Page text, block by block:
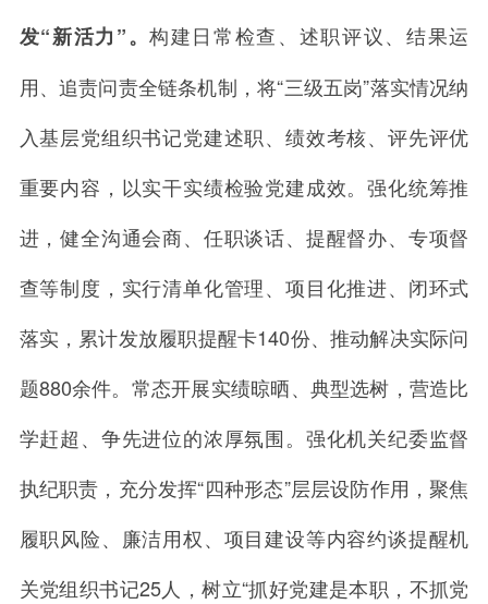
发“新活力”。构建日常检查、述职评议、结果运
用、追责问责全链条机制，将“三级五岗”落实情况纳
入基层党组织书记党建述职、绩效考核、评先评优
重要内容，以实干实绩检验党建成效。强化统筹推
进，健全沟通会商、任职谈话、提醒督办、专项督
查等制度，实行清单化管理、项目化推进、闭环式
落实，累计发放履职提醒卡140份、推动解决实际问
题880余件。常态开展实绩晾晒、典型选树，营造比
学赶超、争先进位的浓厚氛围。强化机关纪委监督
执纪职责，充分发挥“四种形态”层层设防作用，聚焦
履职风险、廉洁用权、项目建设等内容约谈提醒机
关党组织书记25人，树立“抓好党建是本职，不抓党